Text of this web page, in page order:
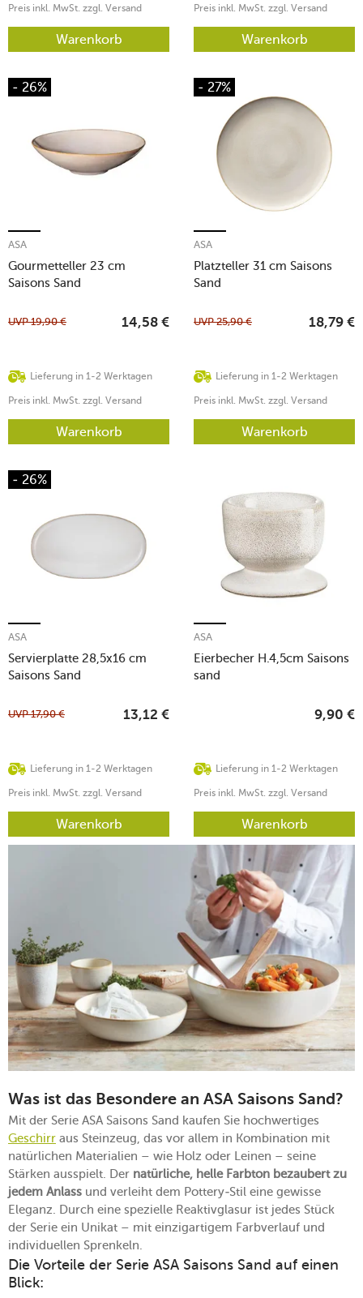
Preis inkl. MwSt. zzgl. Versand
Warenkorb
Preis inkl. MwSt. zzgl. Versand
Warenkorb
- 26%
Gourmetteller 23 cm
Saisons Sand
ASA
Lieferung in 1-2 Werktagen
UVP19,90 € 14,58 €
Preis inkl. MwSt. zzgl. Versand
Warenkorb
- 27%
Platzteller 31 cm Saisons
Sand
ASA
Lieferung in 1-2 Werktagen
UVP25,90 € 18,79 €
Preis inkl. MwSt. zzgl. Versand
Warenkorb
- 26%
Servierplatte 28,5x16 cm
Saisons Sand
ASA
Lieferung in 1-2 Werktagen
UVP17,90 € 13,12 €
Preis inkl. MwSt. zzgl. Versand
Warenkorb
Eierbecher H.4,5cm Saisons
sand
ASA
Lieferung in 1-2 Werktagen
9,90 €
Preis inkl. MwSt. zzgl. Versand
Warenkorb
Was ist das Besondere an ASA Saisons Sand?
Mit der Serie ASA Saisons Sand kaufen Sie hochwertiges
Geschirr aus Steinzeug, das vor allem in Kombination mit
natürlichen Materialien – wie Holz oder Leinen – seine
Stärken ausspielt. Der natürliche, helle Farbton bezaubert zu
jedem Anlass und verleiht dem Pottery-Stil eine gewisse
Eleganz. Durch eine spezielle Reaktivglasur ist jedes Stück
der Serie ein Unikat – mit einzigartigem Farbverlauf und
individuellen Sprenkeln.
Die Vorteile der Serie ASA Saisons Sand auf einen
Blick: